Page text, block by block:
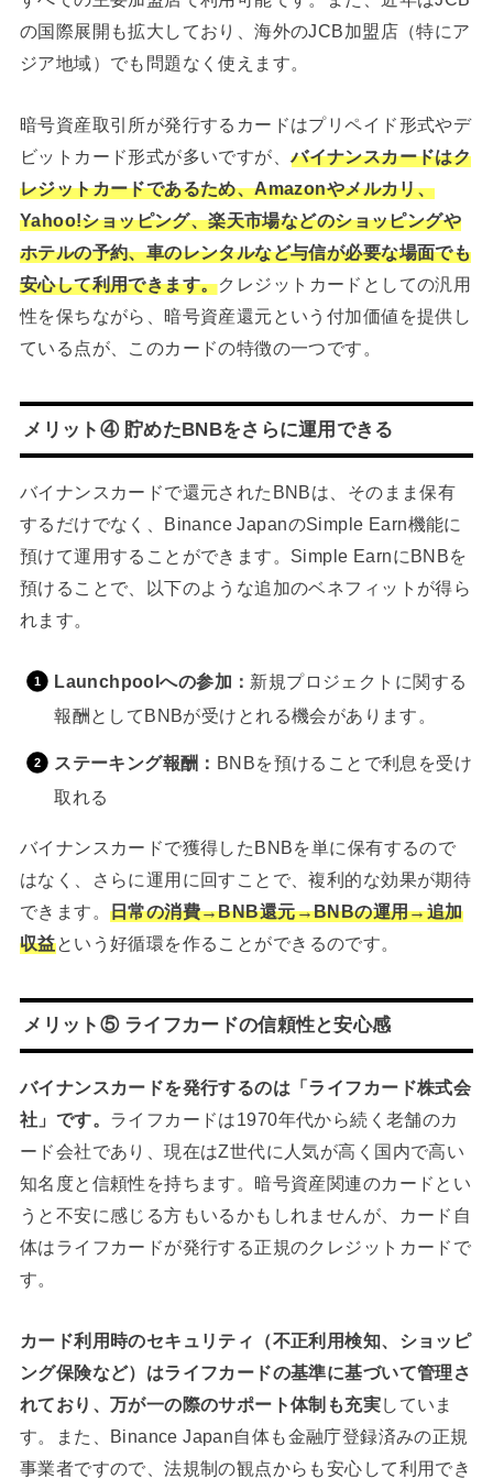
の国際展開も拡大しており、海外のJCB加盟店（特にア
ジア地域）でも問題なく使えます。
暗号資産取引所が発行するカードはプリペイド形式やデ
ビットカード形式が多いですが、バイナンスカードはク
レジットカードであるため、Amazonやメルカリ、
Yahoo!ショッピング、楽天市場などのショッピングや
ホテルの予約、車のレンタルなど与信が必要な場面でも
安心して利用できます。クレジットカードとしての汎用
性を保ちながら、暗号資産還元という付加価値を提供し
ている点が、このカードの特徴の一つです。
メリット④ 貯めたBNBをさらに運用できる
バイナンスカードで還元されたBNBは、そのまま保有
するだけでなく、Binance JapanのSimple Earn機能に
預けて運用することができます。Simple EarnにBNBを
預けることで、以下のような追加のベネフィットが得ら
れます。
Launchpoolへの参加： 新規プロジェクトに関する
報酬としてBNBが受けとれる機会があります。
ステーキング報酬： BNBを預けることで利息を受け
取れる
バイナンスカードで獲得したBNBを単に保有するので
はなく、さらに運用に回すことで、複利的な効果が期待
できます。 日常の消費→BNB還元→BNBの運用→追加
収益という好循環を作ることができるのです。
メリット⑤ ライフカードの信頼性と安心感
バイナンスカードを発行するのは「ライフカード株式会
社」です。 ライフカードは1970年代から続く老舗のカ
ード会社であり、現在はZ世代に人気が高く国内で高い
知名度と信頼性を持ちます。暗号資産関連のカードとい
うと不安に感じる方もいるかもしれませんが、カード自
体はライフカードが発行する正規のクレジットカードで
す。
カード利用時のセキュリティ（不正利用検知、ショッピ
ング保険など）はライフカードの基準に基づいて管理さ
れており、万が一の際のサポート体制も充実していま
す。また、Binance Japan自体も金融庁登録済みの正規
事業者ですので、法規制の観点からも安心して利用でき